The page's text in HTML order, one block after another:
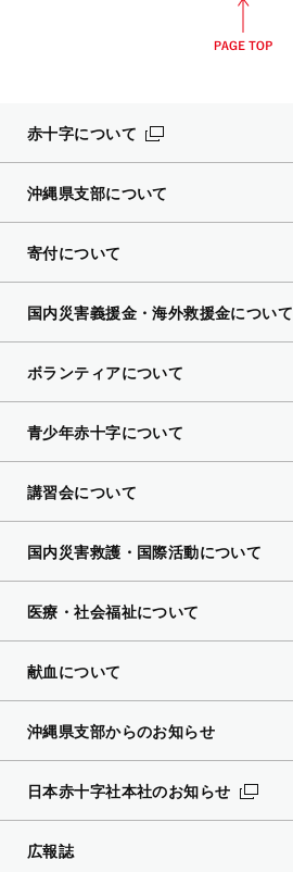
赤十字について
沖縄県支部について
寄付について
国内災害義援金・海外救援金について
ボランティアについて
青少年赤十字について
講習会について
国内災害救護・国際活動について
医療・社会福祉について
献血について
沖縄県支部からのお知らせ
日本赤十字社本社のお知らせ
広報誌